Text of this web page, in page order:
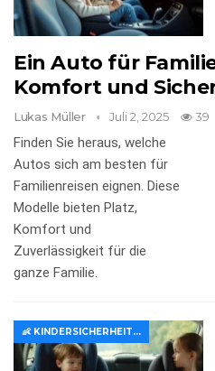
Ein Auto für
Komfort und
Lukas Müller Juli 2, 2025 39
Finden Sie heraus, welche
Autos sich am besten für
Familienreisen eignen. Diese
Modelle bieten Platz,
Komfort und
Zuverlässigkeit für die
ganze Familie.
👶 KINDERSICHERHEIT IM AUTO